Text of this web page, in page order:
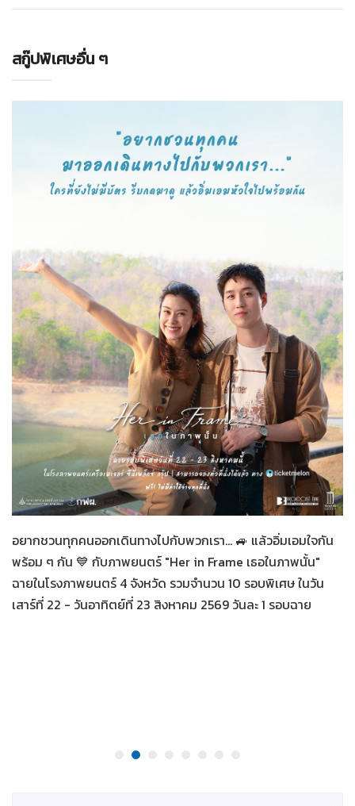
สกู๊ปพิเศษอื่น ๆ
07-08-2569
Her in Frame เธอในภาพนั้น
อยากชวนทุกคนออกเดินทางไปกับพวกเรา... 🚙 แล้วอิ่มเอมใจกัน
พร้อม ๆ กัน 💙 กับภาพยนตร์ "Her in Frame เธอในภาพนั้น"
ฉายในโรงภาพยนตร์ 4 จังหวัด รวมจำนวน 10 รอบพิเศษ ในวัน
เสาร์ที่ 22 - วันอาทิตย์ที่ 23 สิงหาคม 2569 วันละ 1 รอบฉาย